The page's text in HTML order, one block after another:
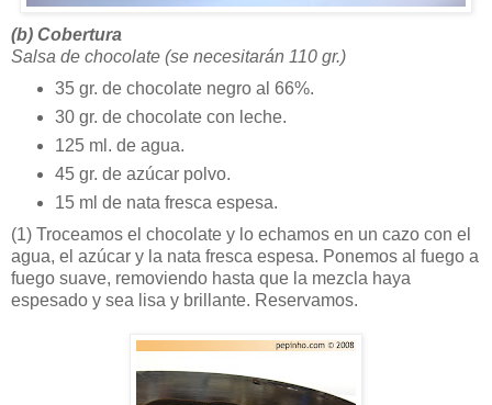
(b) Cobertura
Salsa de chocolate (se necesitarán 110 gr.)
35 gr. de chocolate negro al 66%.
30 gr. de chocolate con leche.
125 ml. de agua.
45 gr. de azúcar polvo.
15 ml de nata fresca espesa.
(1) Troceamos el chocolate y lo echamos en un cazo con el
agua, el azúcar y la nata fresca espesa. Ponemos al fuego a
fuego suave, removiendo hasta que la mezcla haya
espesado y sea lisa y brillante. Reservamos.